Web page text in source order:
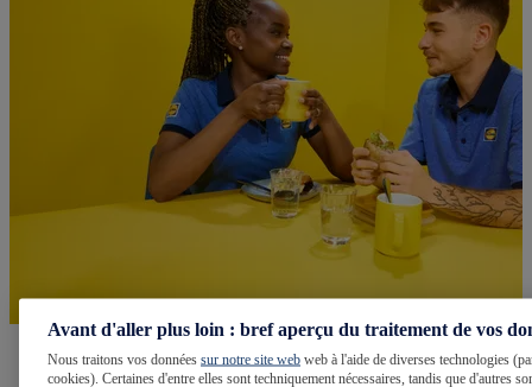
Vous cherchez un stage ?
Avant d'aller plus loin : bref aperçu du traitement de vos
Nous traitons vos données sur notre site web web à l'aide de diverses technologies
cookies). Certaines d'entre elles sont techniquement nécessaires, tandis que d'autres